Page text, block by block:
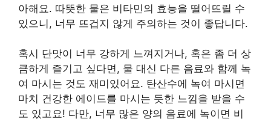
아해요. 따뜻한 물은 비타민의 효능을 떨어뜨릴 수
있으니, 너무 뜨겁지 않게 주의하는 것이 좋답니다.
혹시 단맛이 너무 강하게 느껴지거나, 혹은 좀 더 상
큼하게 즐기고 싶다면, 물 대신 다른 음료와 함께 녹
여 마시는 것도 재미있어요. 탄산수에 녹여 마시면
마치 건강한 에이드를 마시는 듯한 느낌을 받을 수
도 있고요! 다만, 너무 많은 양의 음료에 녹이면 비